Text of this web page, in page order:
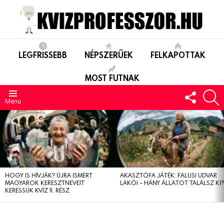
LEGFRISSEBB NÉPSZERŰEK FELKAPOTTAK
MOST FUTNAK
Menu
US
LEGUTÓBBIAK
HOGY IS HÍVJÁK? ÚJRA ISMERT
MAGYAROK KERESZTNEVEIT
KERESSÜK KVÍZ 11. RÉSZ
AKASZTÓFA JÁTÉK: FALUSI UDVAR
LAKÓI – HÁNY ÁLLATOT TALÁLSZ KI?